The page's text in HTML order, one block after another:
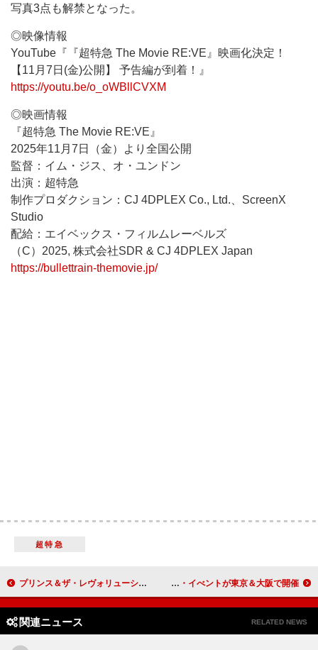
写真3点も解禁となった。
◎映像情報
YouTube『『超特急 The Movie RE:VE』映画化決定！
【11月7日(金)公開】 予告編が到着！』
https://youtu.be/o_oWBllCVXM
◎映画情報
『超特急 The Movie RE:VE』
2025年11月7日（金）より全国公開
監督：イム・ジス、オ・ユンドン
出演：超特急
制作プロダクション：CJ 4DPLEX Co., Ltd.、ScreenX
Studio
配給：エイベックス・フィルムレーベルズ
（C）2025, 株式会社SDR & CJ 4DPLEX Japan
https://bullettrain-themovie.jp/
超特急
プリンス＆ザ・レヴォリューション『アラウンド・ザ・ワールド・イン・ア・デイ』40周年盤発売、リマスター音源／リミックスなど収録 クルアンビン、デビュー作10周年記念リスニング・イべントが東京＆大阪で開催
関連ニュース RELATED NEWS